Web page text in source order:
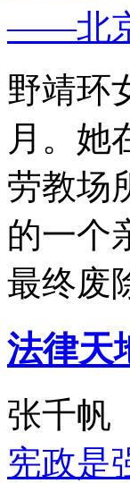
——北
野靖环
月。她
劳教场
的一个
最终废
法律天
张千帆
宪政是